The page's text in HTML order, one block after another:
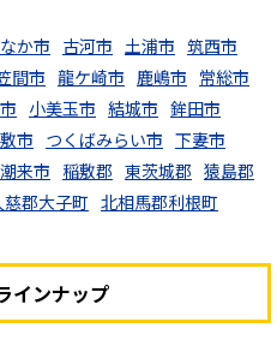
か市 古河市 土浦市 筑西市
間市 龍ケ崎市 鹿嶋市 常総市
小美玉市 結城市 鉾田市
市 つくばみらい市 下妻市
潮来市 稲敷郡 東茨城郡 猿島郡
慈郡大子町 北相馬郡利根町
インナップ